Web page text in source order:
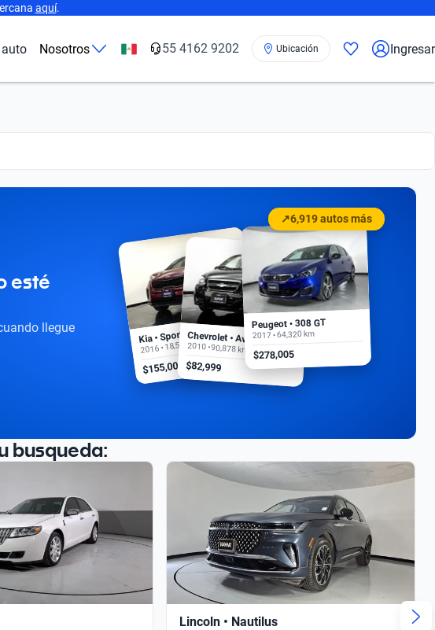
aquí.
Nosotros 55 4162 9202 Ubicación Ingresar
esté
llegue
↗6,919 autos más
Kia • Sportage EX
2016 • 18,500 km
$155,000
Chevrolet • Aveo
2010 • 90,878 km
$82,999
Peugeot • 308 GT
2017 • 64,320 km
$278,005
busqueda:
Lincoln • Nautilus